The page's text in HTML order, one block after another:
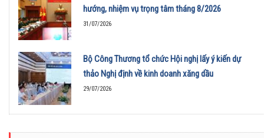
hướng, nhiệm vụ trọng tâm tháng 8/2026
31/07/2026
Bộ Công Thương tổ chức Hội nghị lấy ý kiến dự
thảo Nghị định về kinh doanh xăng dầu
29/07/2026